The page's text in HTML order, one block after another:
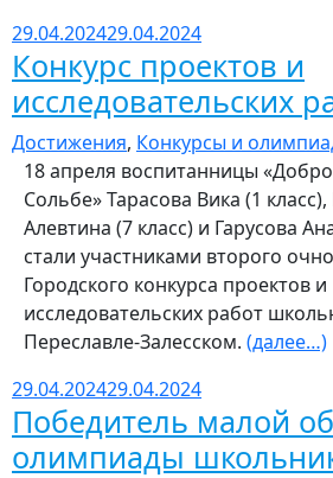
29.04.202429.04.2024
Конкурс проектов и
исследовательских
Достижения, Конкурсы и
18 апреля воспитанницы
Сольбе» Тарасова Вика (1
Алевтина (7 класс) и Гарусова
стали участниками второго
Городского конкурса проектов и
исследовательских работ
Переславле-Залесском. (далее…)
29.04.202429.04.2024
Победитель малой
олимпиады